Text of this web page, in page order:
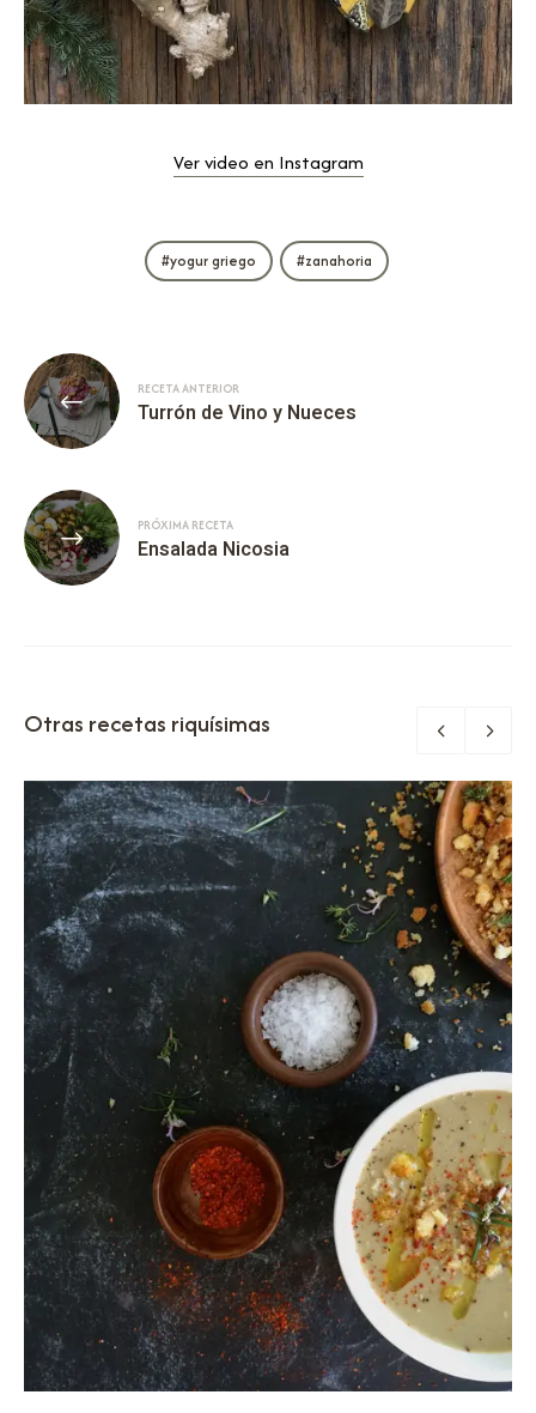
Ver video en Instagram
yogur griego zanahoria
RECETA ANTERIOR
Turrón de Vino y Nueces
PRÓXIMA RECETA
Ensalada Nicosia
Otras recetas riquísimas